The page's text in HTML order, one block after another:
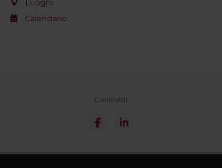
Luoghi
Calendario
Condividi